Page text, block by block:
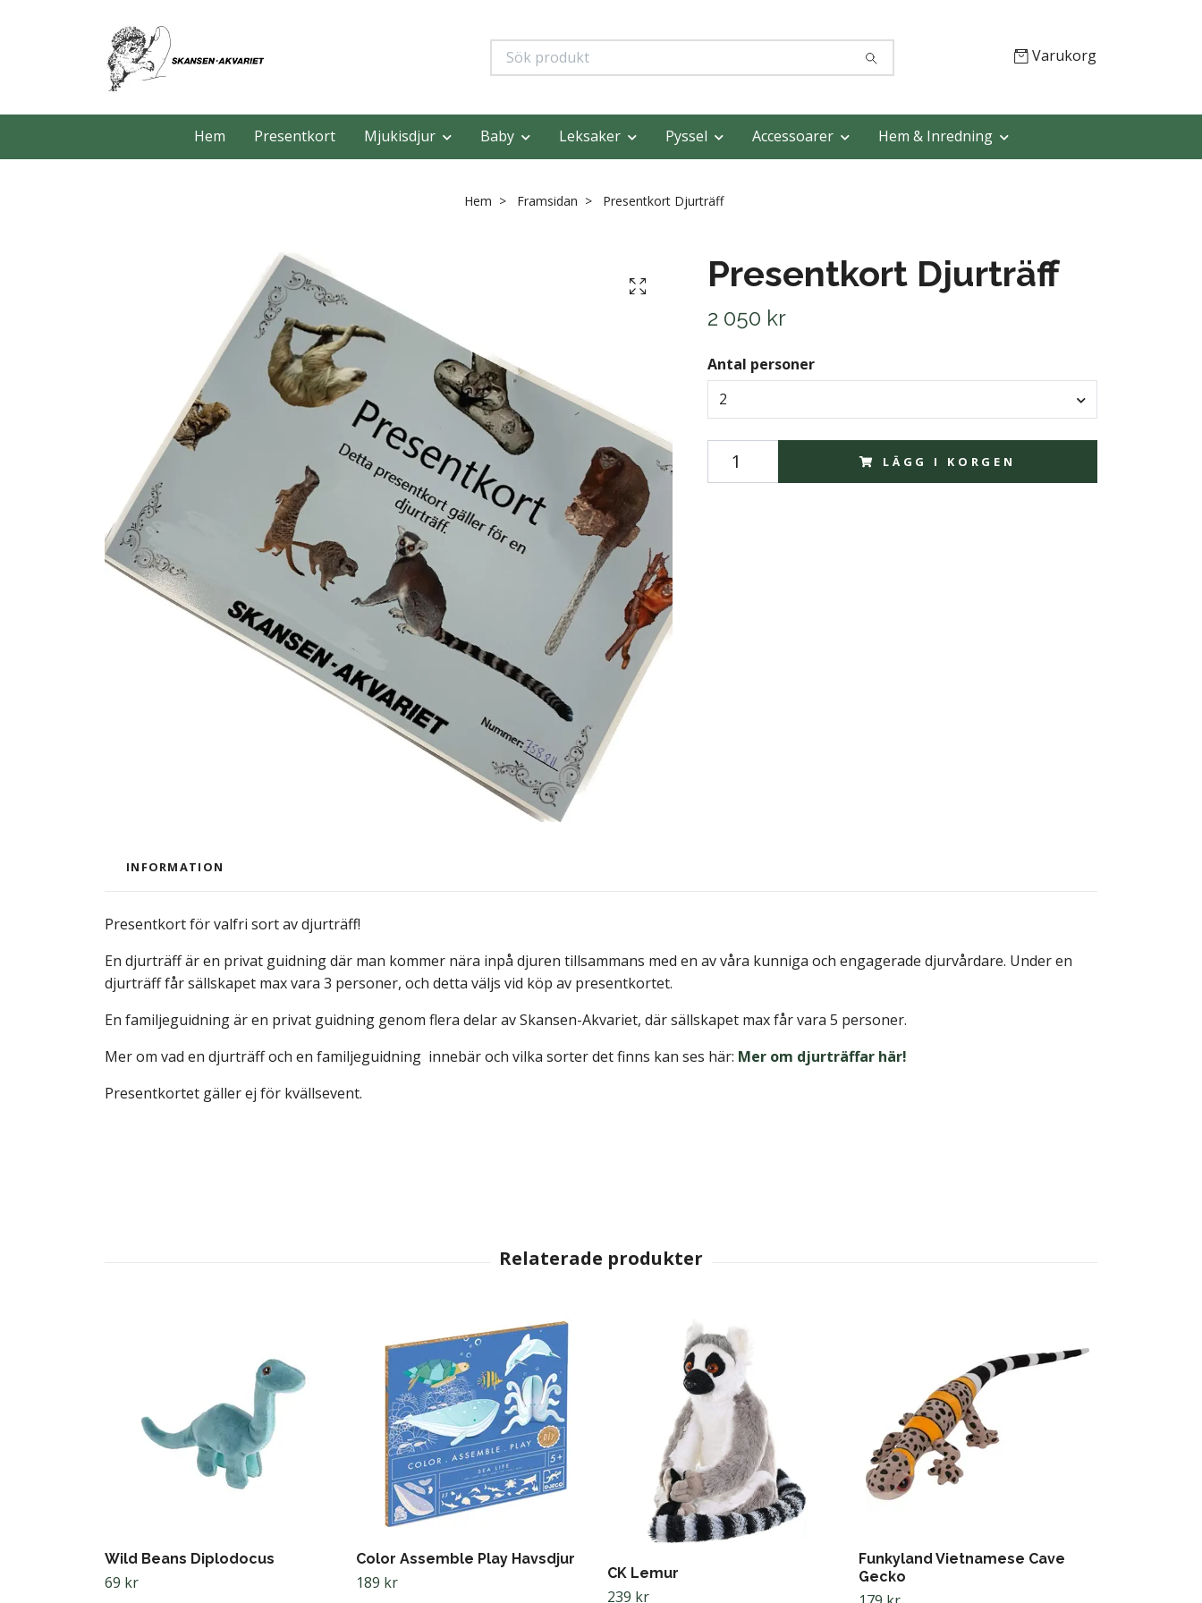
Varukorg
Hem Presentkort Mjukisdjur Baby Leksaker Pyssel Accessoarer Hem & Inredning
Hem Framsidan Presentkort Djurträff
Presentkort Djurträff
2 050 kr
Antal personer
2
LÄGG I KORGEN
INFORMATION
Presentkort för valfri sort av djurträff!
En djurträff är en privat guidning där man kommer nära inpå djuren tillsammans med en av våra kunniga och engagerade djurvårdare. Under en
djurträff får sällskapet max vara 3 personer, och detta väljs vid köp av presentkortet.
En familjeguidning är en privat guidning genom flera delar av Skansen-Akvariet, där sällskapet max får vara 5 personer.
Mer om vad en djurträff och en familjeguidning innebär och vilka sorter det finns kan ses här: Mer om djurträffar här!
Presentkortet gäller ej för kvällsevent.
Wild Beans Diplodocus
69 kr
Color Assemble Play Havsdjur
189 kr CK Lemur
239 kr
Funkyland Vietnamese Cave
Gecko